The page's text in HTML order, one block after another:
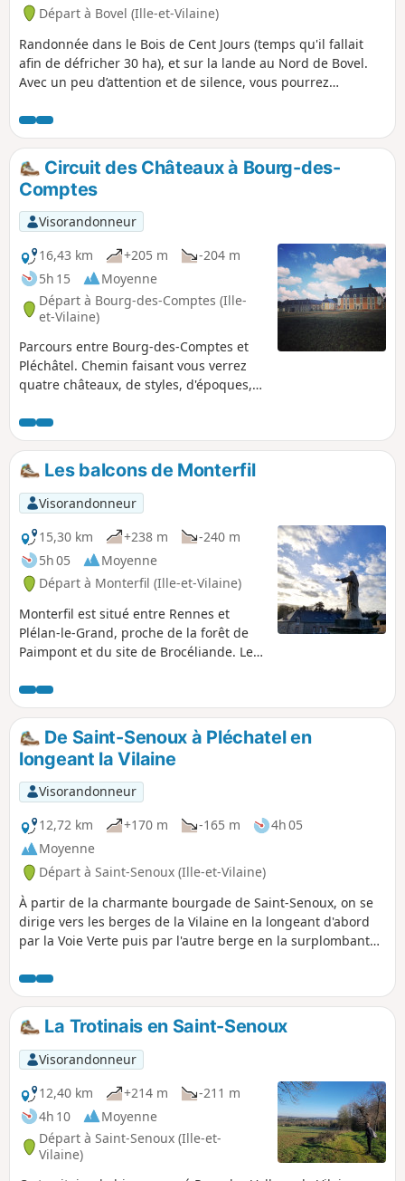
Départ à Bovel (Ille-et-Vilaine)
Randonnée dans le Bois de Cent Jours (temps qu'il fallait
afin de défricher 30 ha), et sur la lande au Nord de Bovel.
Avec un peu d’attention et de silence, vous pourrez
solitaire et une fois en groupe de douze personnes), à
chaque fois j’ai pu en observer (plus ou moins loin il est vrai
!).
Circuit des Châteaux à Bourg-des-
Comptes
Visorandonneur
16,43 km
+205 m
-204 m
5h 15
Moyenne
Départ à Bourg-des-Comptes (Ille-
et-Vilaine)
Parcours entre Bourg-des-Comptes et
Pléchâtel. Chemin faisant vous verrez
quatre châteaux, de styles, d'époques,
Lieu", "La Molière", "Le Boschet'', et
"Mont Rive". Le 5è, "Le Hamonay", n'est
quasiment pas visible.
Les balcons de Monterfil
Visorandonneur
15,30 km
+238 m
-240 m
5h 05
Moyenne
Départ à Monterfil (Ille-et-Vilaine)
Monterfil est situé entre Rennes et
Plélan-le-Grand, proche de la forêt de
Paimpont et du site de Brocéliande. Le
paysages de landes et de schistes. Il
aura également la possibilité de
traverser des vallées profondes et
encaissées où coulent paisiblement de
petits ruisseaux.
De Saint-Senoux à Pléchatel en
longeant la Vilaine
Visorandonneur
12,72 km
+170 m -165 m
4h 05
Moyenne
Départ à Saint-Senoux (Ille-et-Vilaine)
À partir de la charmante bourgade de Saint-Senoux, on se
dirige vers les berges de la Vilaine en la longeant d'abord
par la Voie Verte puis par l'autre berge en la surplombant
passages sont un peu sportifs principalement dans la
boucle Sud (entre les (4) et (7)). Mais les vues panoramiques
qui s'offrent au marcheur en valent la peine.
La Trotinais en Saint-Senoux
Visorandonneur
12,40 km
+214 m
-211 m
4h 10
Moyenne
Départ à Saint-Senoux (Ille-et-
Vilaine)